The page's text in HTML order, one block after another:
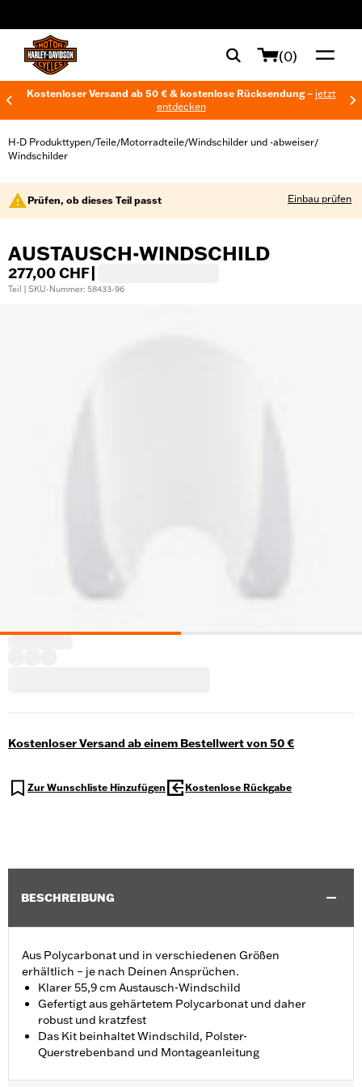
(0)
Kostenloser Versand ab 50 € & kostenlose Rücksendung – jetzt
entdecken
H-D Produkttypen/Teile/Motorradteile/Windschilder und -abweiser/
Windschilder
Prüfen, ob dieses Teil passt Einbau prüfen
AUSTAUSCH-WINDSCHILD
277,00 CHF
Teil | SKU-Nummer: 58433-96
Kostenloser Versand ab einem Bestellwert von 50 €
Zur Wunschliste Hinzufügen Kostenlose Rückgabe
BESCHREIBUNG
Aus Polycarbonat und in verschiedenen Größen
erhältlich – je nach Deinen Ansprüchen.
Klarer 55,9 cm Austausch-Windschild
Gefertigt aus gehärtetem Polycarbonat und daher
robust und kratzfest
Das Kit beinhaltet Windschild, Polster-
Querstrebenband und Montageanleitung